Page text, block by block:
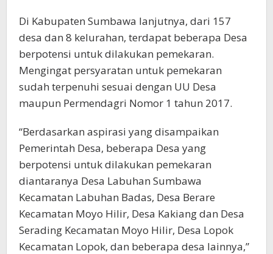
Di Kabupaten Sumbawa lanjutnya, dari 157
desa dan 8 kelurahan, terdapat beberapa Desa
berpotensi untuk dilakukan pemekaran.
Mengingat persyaratan untuk pemekaran
sudah terpenuhi sesuai dengan UU Desa
maupun Permendagri Nomor 1 tahun 2017.
“Berdasarkan aspirasi yang disampaikan
Pemerintah Desa, beberapa Desa yang
berpotensi untuk dilakukan pemekaran
diantaranya Desa Labuhan Sumbawa
Kecamatan Labuhan Badas, Desa Berare
Kecamatan Moyo Hilir, Desa Kakiang dan Desa
Serading Kecamatan Moyo Hilir, Desa Lopok
Kecamatan Lopok, dan beberapa desa lainnya,”